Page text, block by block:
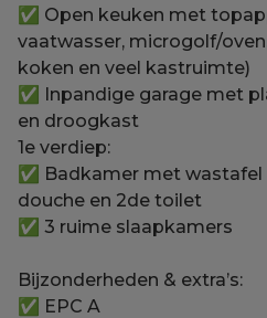
✅ Open keuken met
vaatwasser, microgolf/
koken en veel kastruimte)
✅ Inpandige garage met
en droogkast
1e verdiep:
✅ Badkamer met
douche en 2de toilet
✅ 3 ruime slaapkamers
Bijzonderheden & extra’s:
✅ EPC A